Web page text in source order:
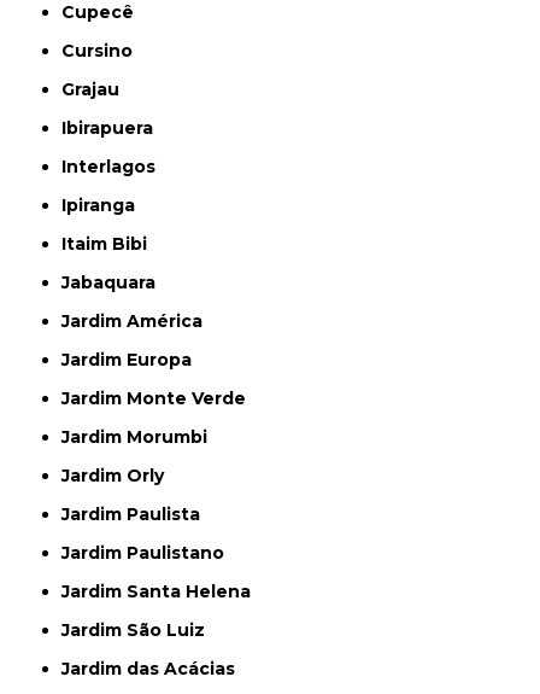
Cupecê
Cursino
Grajau
Ibirapuera
Interlagos
Ipiranga
Itaim Bibi
Jabaquara
Jardim América
Jardim Europa
Jardim Monte Verde
Jardim Morumbi
Jardim Orly
Jardim Paulista
Jardim Paulistano
Jardim Santa Helena
Jardim São Luiz
Jardim das Acácias